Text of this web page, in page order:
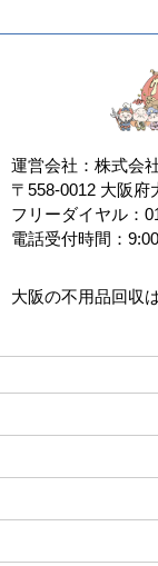
運営会社：株式会
〒558-0012 大阪府
フリーダイヤル：
電話受付時間：
大阪の不用品回収